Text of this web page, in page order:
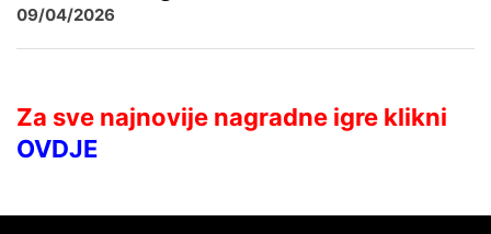
09/04/2026
Za sve najnovije nagradne igre klikni
OVDJE